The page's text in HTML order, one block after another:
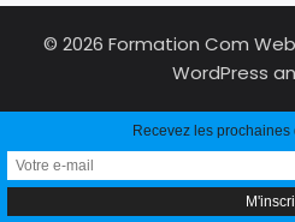
© 2026 Formation Com
WordPress
Recevez les prochaines